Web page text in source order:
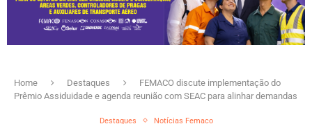
Home Destaques
FEMACO discute implementação do
Prêmio Assiduidade e agenda reunião com SEAC para alinhar demandas
Destaques Notícias Femaco